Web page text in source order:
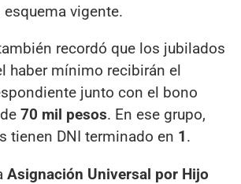
vigente.
recordó que los jubilados
haber mínimo recibirán el
junto con el bono
70 mil pesos. En ese grupo,
tienen DNI terminado en 1.
Asignación Universal por Hijo